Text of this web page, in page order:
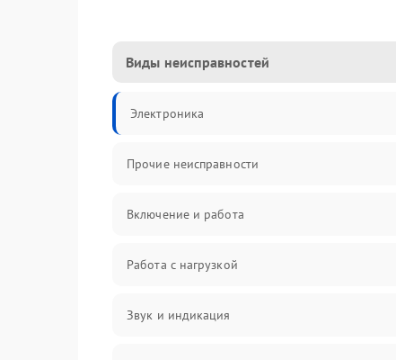
Виды неисправностей
Электроника
Прочие неисправности
Включение и работа
Работа с нагрузкой
Звук и индикация